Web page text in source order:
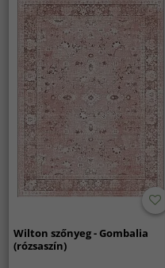
Wilton szőnyeg - Gombalia
(rózsaszín)